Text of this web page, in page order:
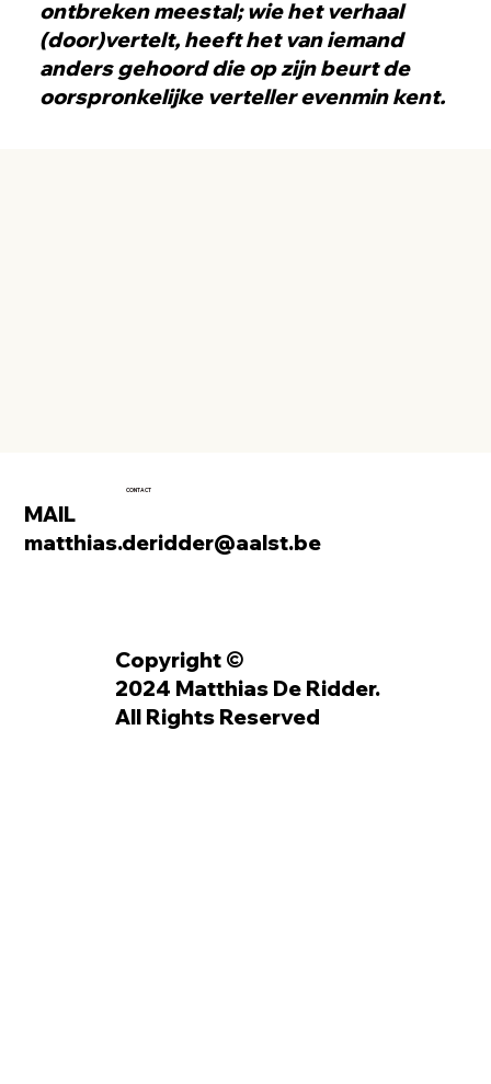
ontbreken meestal; wie het verhaal
(door)vertelt, heeft het van iemand
anders gehoord die op zijn beurt de
oorspronkelijke verteller evenmin kent.
CONTACT
MAIL
matthias.deridder@aalst.be
Copyright ©
2024 Matthias De Ridder.
All Rights Reserved